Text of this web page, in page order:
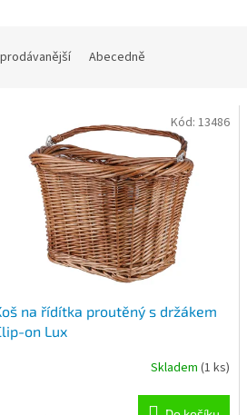
Abecedně
na řídítka proutěný s držákem
on Lux
Skladem (1 ks)
Kód: 13486